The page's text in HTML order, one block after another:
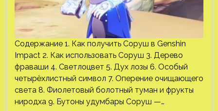
Содержание 1. Как получить Соруш в Genshin
Impact 2. Как использовать Соруш 3. Дерево
фраваши 4. Светлоцвет 5. Дух лозы 6. Особый
четырёхлистный символ 7. Оперение очищающего
света 8. Фиолетовый болотный туман и фрукты
ниродха 9. Бутоны удумбары Соруш —…